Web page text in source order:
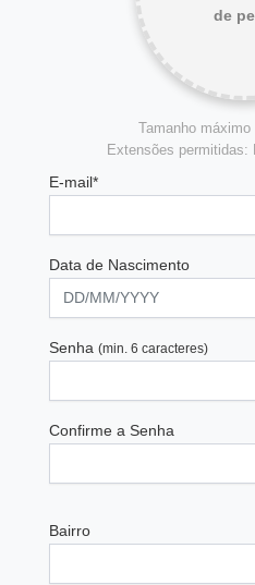
de
Tamanho
Extensões
E-mail*
Data de Nascimento
Senha (min. 6 caracteres)
Confirme a Senha
Bairro